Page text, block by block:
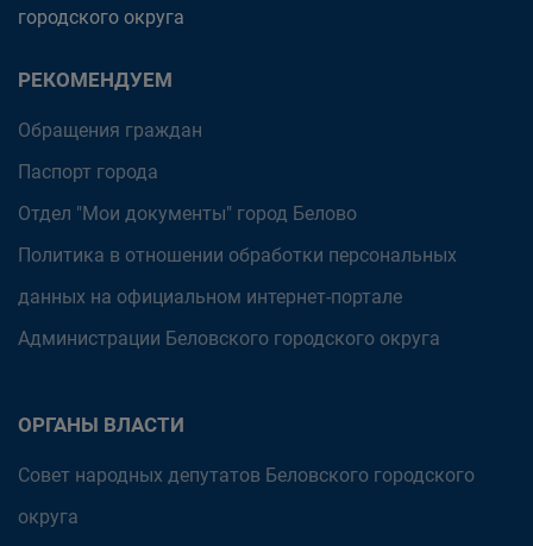
городского округа
РЕКОМЕНДУЕМ
Обращения граждан
Паспорт города
Отдел "Мои документы" город Белово
Политика в отношении обработки персональных
данных на официальном интернет-портале
Администрации Беловского городского округа
ОРГАНЫ ВЛАСТИ
Совет народных депутатов Беловского городского
округа